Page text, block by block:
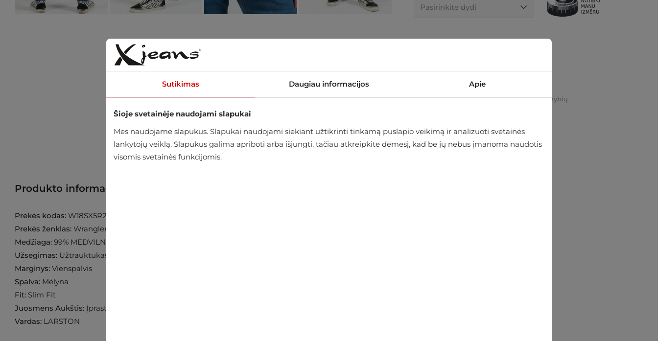
RASTI PARDUOTUVĖJE
Platus pasirinkimas apmokejimų galimybių
Pristatymas 1-2 darbo dienos
Produkto informacija
Prekės kodas: W18SX5R22
Prekės ženklas: Wrangler
Medžiaga: 99% MEDVILNĖ 1% ELASTANAS
Užsegimas: Užtrauktukas
Marginys: Vienspalvis
Spalva: Mėlyna
Fit: Slim Fit
Juosmens Aukštis: Įprastas
Vardas: LARSTON
Sutikimas Daugiau informacijos Apie
Šioje svetainėje naudojami slapukai
Mes naudojame slapukus. Slapukai naudojami siekiant užtikrinti tinkamą puslapio veikimą ir analizuoti svetainės
lankytojų veiklą. Slapukus galima apriboti arba išjungti, tačiau atkreipkite dėmesį, kad be jų nebus įmanoma naudotis
visomis svetainės funkcijomis.